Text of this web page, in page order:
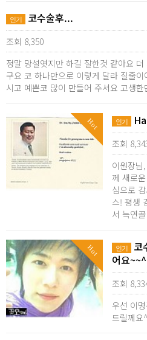
인기 코수술후...
조회 8,350
정말 망설엿지만 하길 잘한것 같아요
구요 코 하나만으로 이렇게 달라 질줄
시고 예쁜코 많이 만들어 주셔요 고생
Hot 인기
조회
이원장님
께 새로
심으로
스! 평생
서 늑연
Hot 인기
코
어요
조회
우선 이
드릴께요